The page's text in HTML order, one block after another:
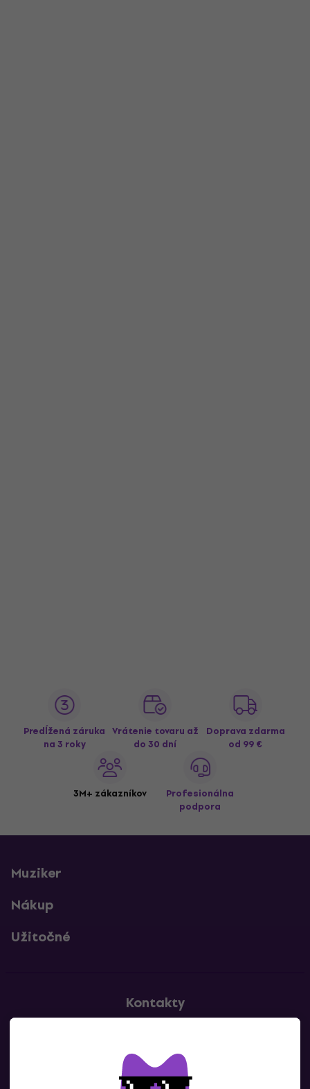
Predĺžená záruka
na 3 roky
Vrátenie tovaru až
do 30 dní
Doprava zdarma
od 99 €
3M+ zákazníkov
Profesionálna
podpora
Muziker
Nákup
Užitočné
Kontakty